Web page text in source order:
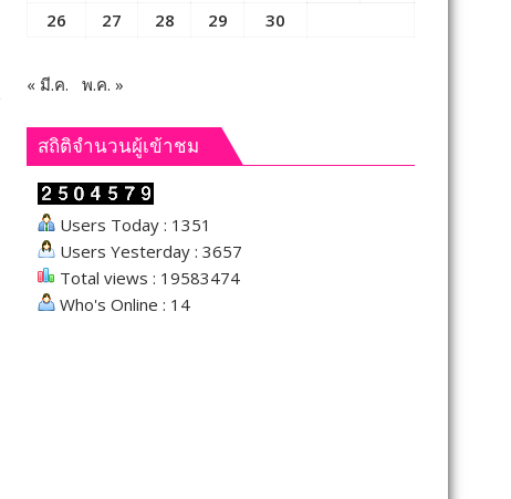
26
27 28 29 30
« มี.ค. พ.ค. »
สถิติจำนวนผู้เข้าชม
Users Today : 1351
Users Yesterday : 3657
Total views : 19583474
Who's Online : 14